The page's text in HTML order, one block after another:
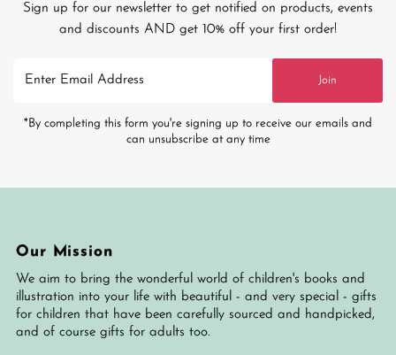
Sign up for our newsletter to get notified on products, events
and discounts AND get 10% off your first order!
Email
Join
*By completing this form you're signing up to receive our emails and
can unsubscribe at any time
Our Mission
We aim to bring the wonderful world of children's books and
illustration into your life with beautiful - and very special - gifts
for children that have been carefully sourced and handpicked,
and of course gifts for adults too.